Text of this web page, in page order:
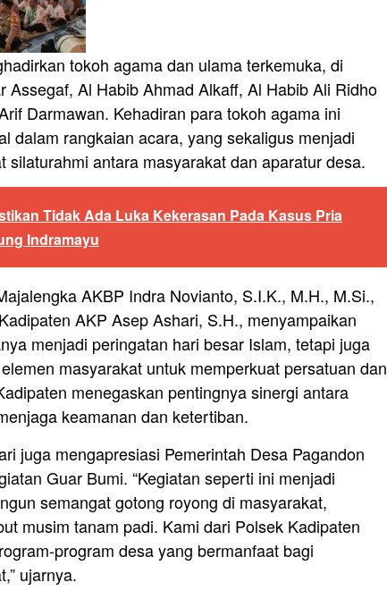
tokoh agama dan ulama terkemuka, di
Assegaf, Al Habib Ahmad Alkaff, Al Habib Ali Ridho
Darmawan. Kehadiran para tokoh agama ini
dalam rangkaian acara, yang sekaligus menjadi
silaturahmi antara masyarakat dan aparatur desa.
Tidak Ada Luka Kekerasan Pada Kasus Pria
Indramayu
AKBP Indra Novianto, S.I.K., M.H., M.Si.,
AKP Asep Ashari, S.H., menyampaikan
menjadi peringatan hari besar Islam, tetapi juga
masyarakat untuk memperkuat persatuan dan
menegaskan pentingnya sinergi antara
keamanan dan ketertiban.
juga mengapresiasi Pemerintah Desa Pagandon
Guar Bumi. “Kegiatan seperti ini menjadi
semangat gotong royong di masyarakat,
musim tanam padi. Kami dari Polsek Kadipaten
program desa yang bermanfaat bagi
ujarnya.